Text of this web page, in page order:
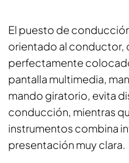
El puesto de
orientado al conductor,
perfectamente
pantalla multimedia,
mando giratorio, evita
conducción, mientras
instrumentos combina
presentación muy clara.